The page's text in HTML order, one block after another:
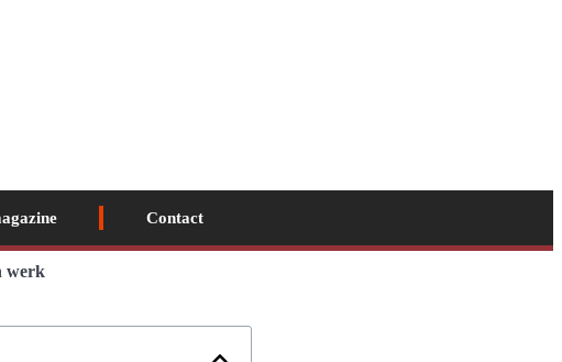
Contact
werk